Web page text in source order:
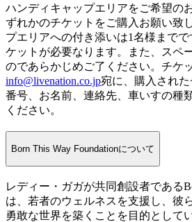
ハンディキャップエリアをご希望の
ずれかのチケットをご購入お願い致
プエリアへの付き添いは1名様まで
ケットが必要なります。また、スペ
のであらかじめご了ください。チケ
info@livenation.co.jp宛に、購入され
番号、お名前、連絡先、車いすの種
ください。
Born This Way Foundationについて
レディー・ガガが共同創設者である
は、若者のウェルネスを支援し、彼
勇敢な世界を築くことを目的として